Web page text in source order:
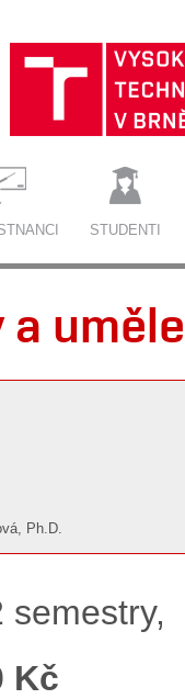
STUDENTI
Ph.D.
semestry,
Kč